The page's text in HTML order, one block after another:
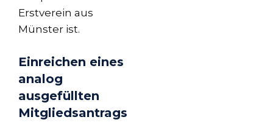
Erstverein aus
Münster ist.
Einreichen eines
analog
ausgefüllten
Mitgliedsantrags